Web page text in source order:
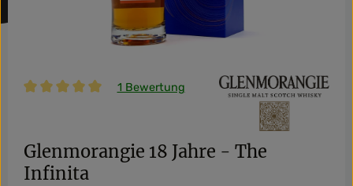
Durchschnittliche Bewertung von 5 von 5 Sternen
1 Bewertung
Glenmorangie 18 Jahre - The
Infinita